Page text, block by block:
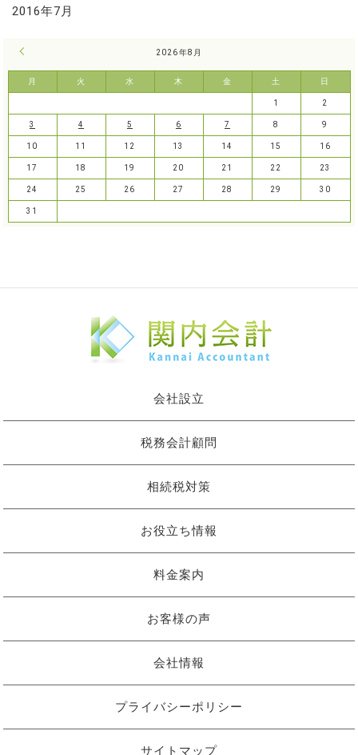
2016年7月
2026年8月
月 火 水 木 金 土 日
1 2
3 4 5 6 7 8 9
10 11 12 13 14 15 16
17 18 19 20 21 22 23
24 25 26 27 28 29 30
31
会社設立
税務会計顧問
相続税対策
お役立ち情報
料金案内
お客様の声
会社情報
プライバシーポリシー
サイトマップ